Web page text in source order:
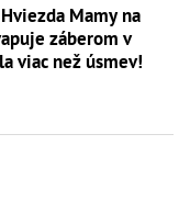
Mamy na
záberom v
viac než úsmev!